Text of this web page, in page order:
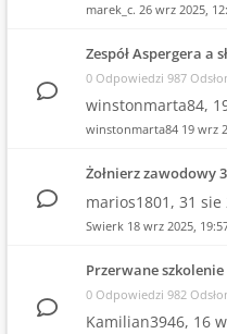
marek_c. 26 wrz 2025,
Zespół Aspergera a
0 Odpowiedzi 987
winstonmarta84,
winstonmarta84 19 wrz
Żołnierz zawodowy
marios1801, 31 sie
Swierk 18 wrz 2025,
Przerwane
0 Odpowiedzi 982
Kamilian3946, 16